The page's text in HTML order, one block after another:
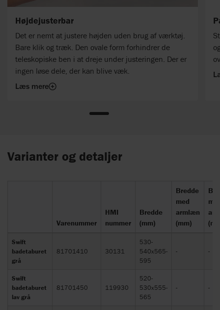
Højdejusterbar
Det er nemt at justere højden uden brug af værktøj.
Bare klik og træk. Den ovale form forhindrer de
teleskopiske ben i at dreje under justeringen. Der er
ingen løse dele, der kan blive væk.
Læs mere
Varianter og detaljer
Varenummer
HMI
nummer
Bredde
(mm)
Bredde
med
armlæn
(mm)
Swift
badetaburet
grå
81701410 30131
530-
540x565-
595
- -
Swift
badetaburet
lav grå
81701450 119930
520-
530x555-
565
- -